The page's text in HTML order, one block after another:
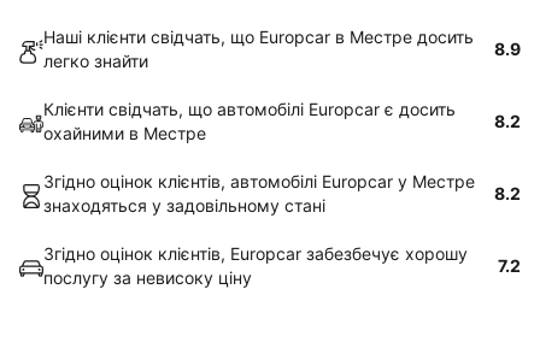
Наші клієнти свідчать, що Europcar в Местре досить
легко знайти
8.9
Клієнти свідчать, що автомобілі Europcar є досить
охайними в Местре
8.2
Згідно оцінок клієнтів, автомобілі Europcar у Местре
знаходяться у задовільному стані
8.2
Згідно оцінок клієнтів, Europcar забезбечує хорошу
послугу за невисоку ціну
7.2